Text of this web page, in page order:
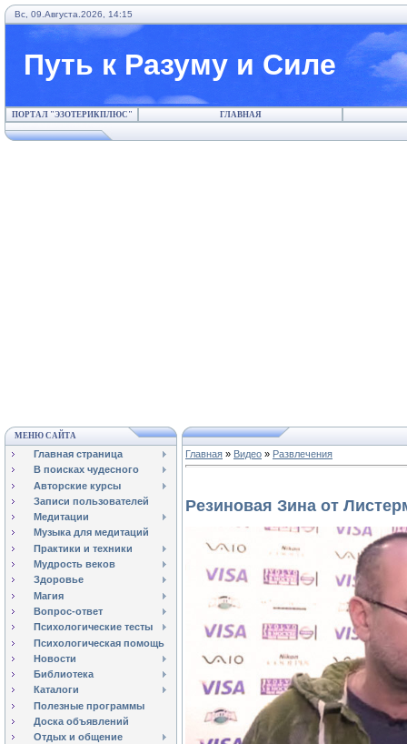
Вс, 09.Августа.2026, 14:15
Путь к Разуму и Силе
ПОРТАЛ "ЭЗОТЕРИКПЛЮС" ГЛАВНАЯ
МЕНЮ САЙТА
Главная страница
В поисках чудесного
Авторские курсы
Записи пользователей
Медитации
Музыка для медитаций
Практики и техники
Мудрость веков
Здоровье
Магия
Вопрос-ответ
Психологические тесты
Психологическая помощь
Новости
Библиотека
Каталоги
Полезные программы
Доска объявлений
Отдых и общение
Главная » Видео » Развлечения
Резиновая Зина от